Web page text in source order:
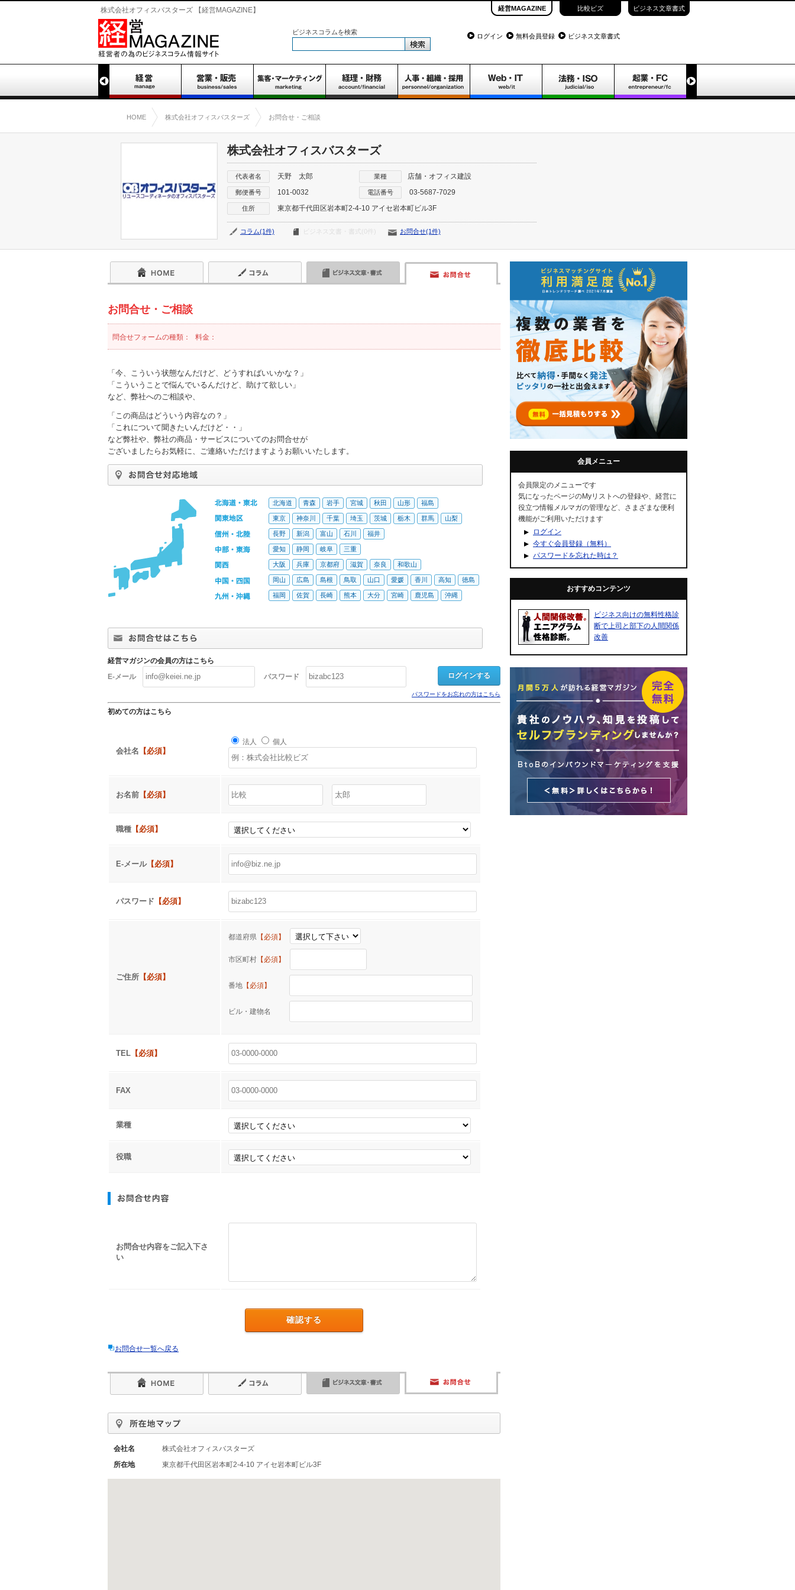
経営MAGAZINE 比較ビズ ビジネス文章書式
株式会社オフィスバスターズ 【経営MAGAZINE】
ビジネスコラムを検索
ログイン 無料会員登録 ビジネス文章書式
HOME 株式会社オフィスバスターズ お問合せ・ご相談
株式会社オフィスバスターズ
代表者名 天野 太郎 業種 店舗・オフィス建設
郵便番号 101-0032 電話番号 03-5687-7029
住所 東京都千代田区岩本町2-4-10 アイセ岩本町ビル3F
コラム(1件) ビジネス文書・書式(0件) お問合せ(1件)
お問合せ・ご相談
問合せフォームの種類： 料金：
「今、こういう状態なんだけど、どうすればいいかな？」
「こういうことで悩んでいるんだけど、助けて欲しい」
など、弊社へのご相談や、
「この商品はどういう内容なの？」
「これについて聞きたいんだけど・・」
など弊社や、弊社の商品・サービスについてのお問合せが
ございましたらお気軽に、ご連絡いただけますようお願いいたします。
北海道 青森 岩手 宮城 秋田 山形 福島
東京 神奈川 千葉 埼玉 茨城 栃木 群馬 山梨
長野 新潟 富山 石川 福井
愛知 静岡 岐阜 三重
大阪 兵庫 京都府 滋賀 奈良 和歌山
岡山 広島 島根 鳥取 山口 愛媛 香川 高知 徳島
福岡 佐賀 長崎 熊本 大分 宮崎 鹿児島 沖縄
経営マガジンの会員の方はこちら
E-メール
パスワード
パスワードをお忘れの方はこちら
初めての方はこちら
会社名 【必須】
法人 個人
お名前 【必須】
職種 【必須】
E-メール【必須】
パスワード 【必須】
ご住所 【必須】
都道府県 【必須】
市区町村 【必須】
番地 【必須】
ビル・建物名
TEL 【必須】
FAX
業種
役職
お問合せ内容をご記入下さ
い
お問合せ一覧へ戻る
会社名
株式会社オフィスバスターズ
所在地
東京都千代田区岩本町2-4-10 アイセ岩本町ビル3F
会員メニュー
会員限定のメニューです
気になったページのMyリストへの登録や、経営に
役立つ情報メルマガの管理など、さまざまな便利
機能がご利用いただけます
ログイン
今すぐ会員登録（無料）
パスワードを忘れた時は？
おすすめコンテンツ
ビジネス向けの無料性格診
断で上司と部下の人間関係
改善